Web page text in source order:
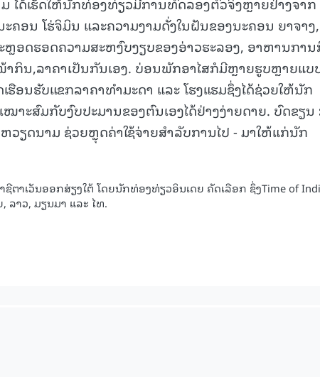
ອນ ໂຮ່ຈິມິນ ແລະຄວາມງາມດັ່ງໃນຝັນຂອງນະຄອນ ຍາຈາງ,
ຫຼອດຮອດຄວາມສະຫງົບງຽບຂອງອ່າວຮະລອງ, ອາຫານກາ
ກິນ,ລາຄາເປັນກັນເອງ. ບ່ອນພັກອາໄສກໍມີຫຼາຍຮູບຫຼາຍແບ
ອນຮັບແຂກລາຄາທຳມະດາ ແລະ ໂຮງແຮມຊຶ່ງໄດ້ຊ່ວຍໃຫ້ນັກ
ະສົມກັບງົບປະມານຂອງຕົນເອງໄດ້ຢ່າງງ່າຍດາຍ. ບົດຂຽນ
ຽດນາມ ຊ່ວຍຫຼຸດຄ່າໃຊ້ຈ່າຍສຳລັບການໄປ - ມາໃຫ້ແກ່ນັກ
າເວັນອອກສ່ຽງໃຕ້ ໂດຍນັກທ່ອງທ່ຽວອິນເດຍ ຄັດເລືອກ ຊຶ່ງTime of
ລາວ, ມຽນມາ ແລະ ໄທ.